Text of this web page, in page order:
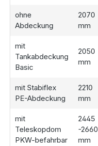
ohne
Abdeckung
2070
mm
mit
Tankabdeckung
Basic
2050
mm
mit Stabiflex
PE-Abdeckung
2210
mm
mit
Teleskopdom
PKW-befahrbar
2445
-2660
mm